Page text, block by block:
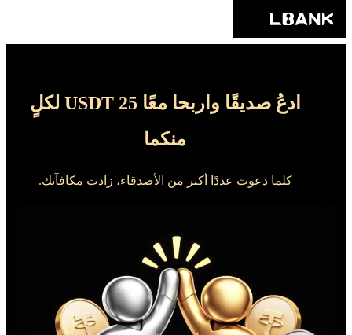
ادعُ صديقًا واربحا معًا 25 USDT لكلٍ
منكما
كلما دعوتَ عددًا أكبر من الأصدقاء، زادت مكافآتك.